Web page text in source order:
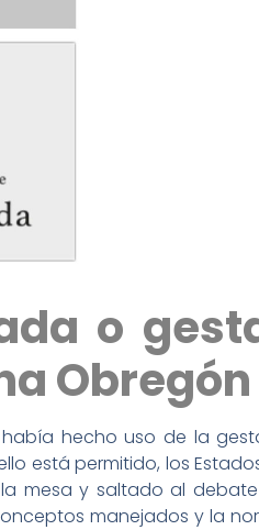
o
Obregón
hecho uso de la
está permitido, los
mesa y saltado al
manejados y la